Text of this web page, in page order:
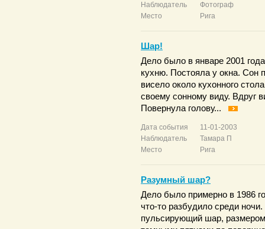
Наблюдатель
Фотограф
Место
Рига
Шар!
Дело было в январе 2001
кухню. Постояла у окна. Сон
висело около кухонного
своему сонному виду. Вдруг
Повернула голову...
Дата события
11-01-2003
Наблюдатель
Тамара П
Место
Рига
Разумный шар?
Дело было примерно в 1986
что-то разбудило среди
пульсирующий шар,